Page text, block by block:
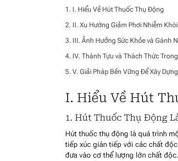
I. Hiểu Về Hút Thuốc Thụ Động
II. Xu Hướng Giảm Phơi Nhiễm
III. Ảnh Hưởng Sức Khỏe và Gánh
IV. Thành Tựu và Thách Thức
V. Giải Pháp Bền Vững Để Xây
I. Hiểu Về Hút
1. Hút Thuốc Thụ Động
Hút thuốc thụ động là quá trình
tiếp xúc gián tiếp với các chất
đưa vào cơ thể lượng lớn chất